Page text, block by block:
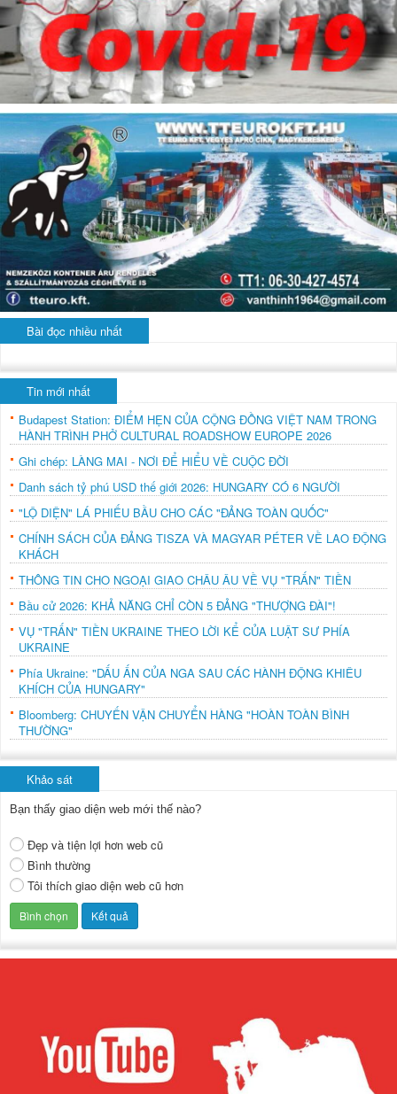
Bài đọc nhiều nhất
Tin mới nhất
Budapest Station: ĐIỂM HẸN CỦA CỘNG ĐỒNG VIỆT NAM TRONG
HÀNH TRÌNH PHỞ CULTURAL ROADSHOW EUROPE 2026
Ghi chép: LÀNG MAI - NƠI ĐỂ HIỂU VỀ CUỘC ĐỜI
Danh sách tỷ phú USD thế giới 2026: HUNGARY CÓ 6 NGƯỜI
"LỘ DIỆN" LÁ PHIẾU BẦU CHO CÁC "ĐẢNG TOÀN QUỐC"
CHÍNH SÁCH CỦA ĐẢNG TISZA VÀ MAGYAR PÉTER VỀ LAO ĐỘNG
KHÁCH
THÔNG TIN CHO NGOẠI GIAO CHÂU ÂU VỀ VỤ "TRẤN" TIỀN
Bầu cử 2026: KHẢ NĂNG CHỈ CÒN 5 ĐẢNG "THƯỢNG ĐÀI"!
VỤ "TRẤN" TIỀN UKRAINE THEO LỜI KỂ CỦA LUẬT SƯ PHÍA
UKRAINE
Phía Ukraine: "DẤU ẤN CỦA NGA SAU CÁC HÀNH ĐỘNG KHIÊU
KHÍCH CỦA HUNGARY"
Bloomberg: CHUYẾN VẬN CHUYỂN HÀNG "HOÀN TOÀN BÌNH
THƯỜNG"
Khảo sát
Bạn thấy giao diện web mới thế nào?
Đẹp và tiện lợi hơn web cũ
Bình thường
Tôi thích giao diện web cũ hơn